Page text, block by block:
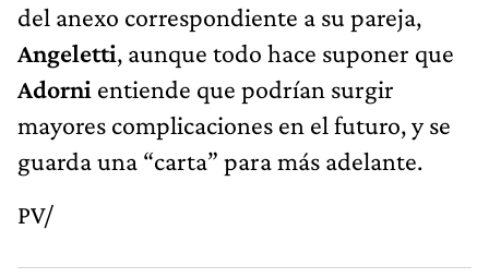
del anexo correspondiente a su pareja,
Angeletti, aunque todo hace suponer que
Adorni entiende que podrían surgir
mayores complicaciones en el futuro, y se
guarda una “carta” para más adelante.
PV/